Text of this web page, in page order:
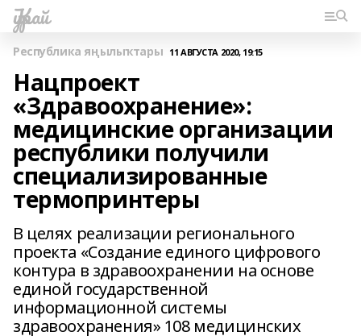
Ҡурай
Республика яңылыҡтары 11 АВГУСТА 2020, 19:15
Нацпроект
«Здравоохранение»:
медицинские организации
республики получили
специализированные
термопринтеры
В целях реализации регионального
проекта «Создание единого цифрового
контура в здравоохранении на основе
единой государственной
информационной системы
здравоохранения» 108 медицинских